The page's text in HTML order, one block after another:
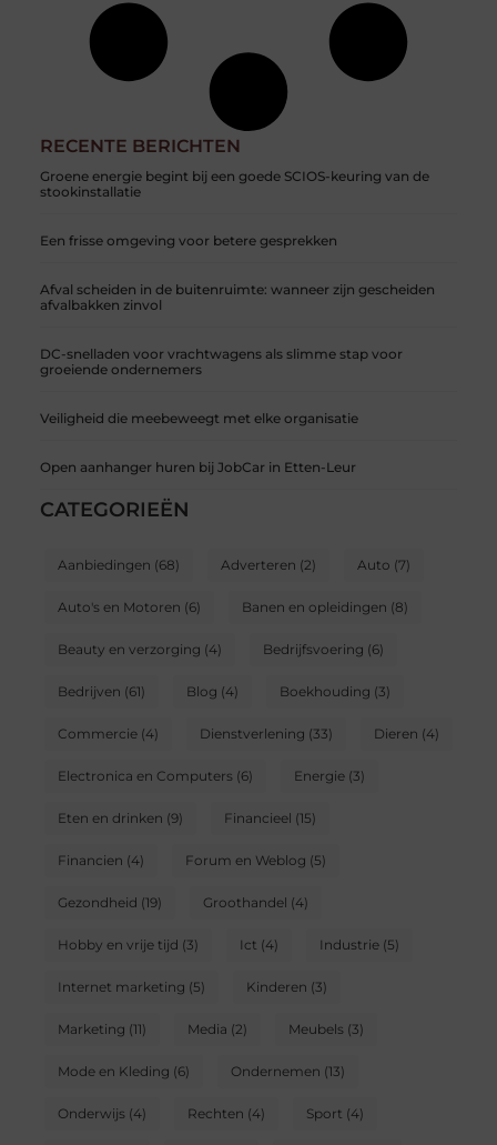
RECENTE BERICHTEN
Groene energie begint bij een goede SCIOS-keuring van de
stookinstallatie
Een frisse omgeving voor betere gesprekken
Afval scheiden in de buitenruimte: wanneer zijn gescheiden
afvalbakken zinvol
DC-snelladen voor vrachtwagens als slimme stap voor
groeiende ondernemers
Veiligheid die meebeweegt met elke organisatie
Open aanhanger huren bij JobCar in Etten-Leur
CATEGORIEËN
Aanbiedingen (68) Adverteren (2) Auto (7)
Auto's en Motoren (6) Banen en opleidingen (8)
Beauty en verzorging (4) Bedrijfsvoering (6)
Bedrijven (61) Blog (4) Boekhouding (3)
Commercie(4) Dienstverlening (33) Dieren (4)
Electronica en Computers(6) Energie(3)
Eten en drinken (9) Financieel (15)
Financien (4) Forum en Weblog (5)
Gezondheid (19) Groothandel (4)
Hobby en vrije tijd (3) Ict (4) Industrie(5)
Internet marketing (5) Kinderen (3)
Marketing (11) Media (2) Meubels(3)
Mode en Kleding (6) Ondernemen (13)
Onderwijs(4) Rechten (4) Sport (4)